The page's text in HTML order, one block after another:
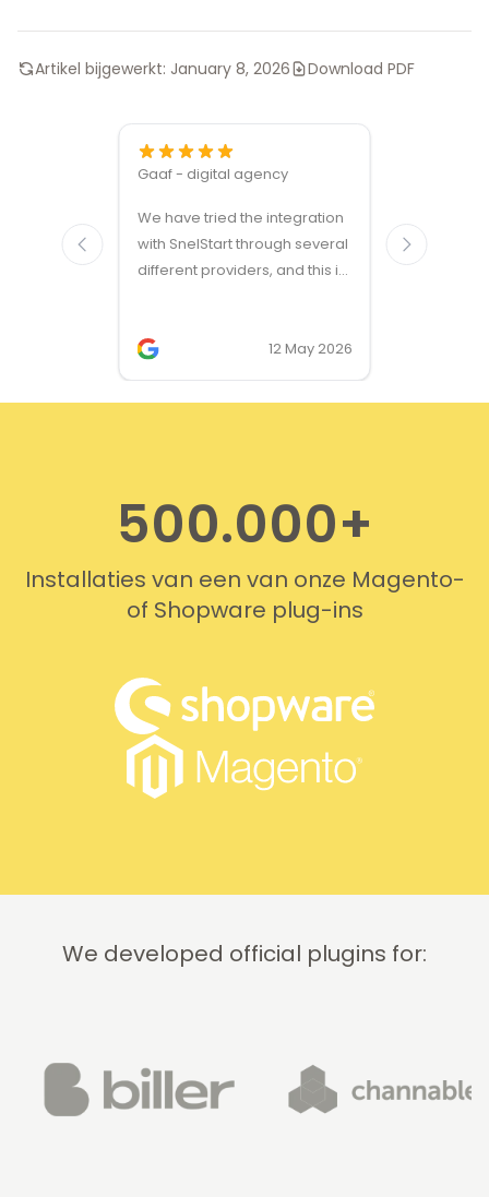
Artikel bijgewerkt: January 8, 2026 Download PDF
Gaaf - digital agency
We have tried the integration
with SnelStart through several
different providers, and this is
two occasions, and it was
provided quickly and
professionally. We do
12 May 2026
modules
500.000+
Installaties van een van onze Magento-
of Shopware plug-ins
We developed official plugins for: